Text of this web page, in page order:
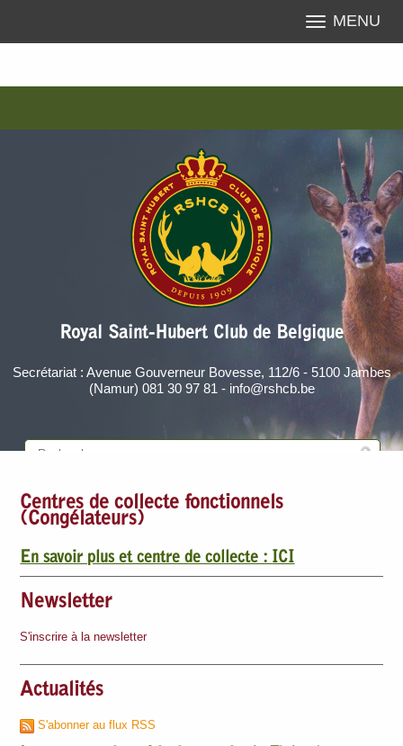
MENU
Royal Saint-Hubert Club de Belgique
Secrétariat : Avenue Gouverneur Bovesse, 112/6 - 5100 Jambes
(Namur) 081 30 97 81 - info@rshcb.be
Centres de collecte fonctionnels
(Congélateurs)
En savoir plus et centre de collecte : ICI
Newsletter
S'inscrire à la newsletter
Actualités
S'abonner au flux RSS